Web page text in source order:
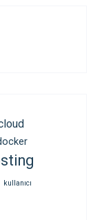
kullanıcı